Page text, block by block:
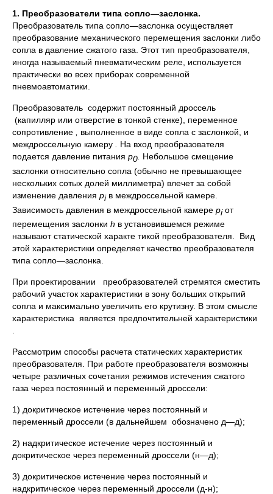
1. Преобразователи типа сопло—заслонка.
Преобразователь типа сопло—заслонка осуществляет
преобразование механического перемещения заслонки либо
сопла в давление сжатого газа. Этот тип преобразователя,
иногда называемый пневматическим реле, используется
практически во всех приборах современной
пневмоавтоматики.
Преобразователь содержит постоянный дроссель
(капилляр или отверстие в тонкой стенке), переменное
сопротивление
выполненное в виде сопла с заслонкой, и
междроссельную камеру
На вход преобразователя
подается давление питания р0 Небольшое смещение
заслонки относительно сопла (обычно не превышающее
нескольких сотых долей миллиметра) влечет за собой
изменение давления piв междроссельной камере.
Зависимость давления в междроссельной камере piот
перемещения заслонки h в установившемся режиме
называют статической характе тикой преобразователя. Вид
этой характеристики определяет качество преобразователя
типа сопло—заслонка.
При проектировании преобразователей стремятся сместить
рабочий участок характеристики в зону больших открытий
сопла и максимально увеличить его крутизну. В этом смысле
характеристика является предпочтительней характеристики
.
Рассмотрим способы расчета статических характеристик
преобразователя. При работе преобразователя возможны
четыре различных сочетания режимов истечения сжатого
газа через постоянный и переменный дроссели:
1) докритическое истечение через постоянный и
переменный дроссели (в дальнейшем обозначено д—д);
2) надкритическое истечение через постоянный и
докритическое через переменный дроссели (н—д);
3) докритическое истечение через постоянный и
надкритическое через переменный дроссели (д-н);